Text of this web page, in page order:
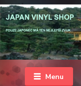
Menu